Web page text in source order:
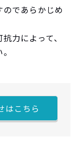
であらかじめ
力によって、
はこちら